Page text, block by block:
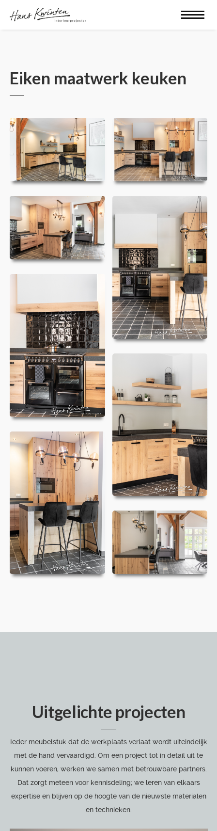
Eiken maatwerk keuken
Uitgelichte projecten
Ieder meubelstuk dat de werkplaats verlaat wordt uiteindelijk
met de hand vervaardigd. Om een project tot in detail uit te
kunnen voeren, werken we samen met betrouwbare partners.
Dat zorgt meteen voor kennisdeling; we leren van elkaars
expertise en blijven op de hoogte van de nieuwste materialen
en technieken.